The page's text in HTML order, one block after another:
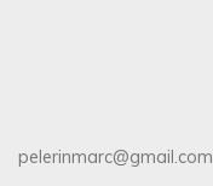
pelerinmarc@gmail.com